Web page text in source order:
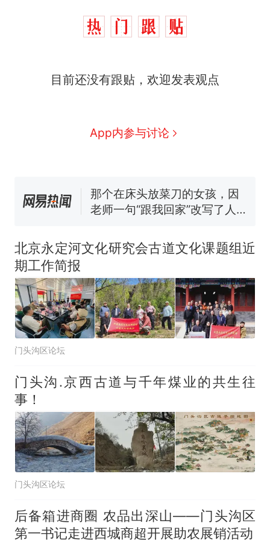
目前还没有跟贴，欢迎发表观点
App内参与讨论
么？
协会回应
男子上山采菌偶然发现鸡枞菌
来源：参考消息）
那个在床头放菜刀的女孩，因
老师一句“跟我回家”改写了人
官方通报
制裁瓜子饺子，美国怕什
北京永定河文化研究会古道文化课题组近
期工作简报
门头沟区论坛
门头沟.京西古道与千年煤业的共生往
事！
门头沟区论坛
后备箱进商圈 农品出深山——门头沟区
第一书记走进西城商超开展助农展销活动